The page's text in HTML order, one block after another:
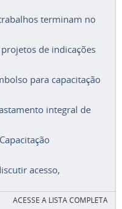
terminam no
de indicações
para capacitação
integral de
acesso,
ACESSE A LISTA COMPLETA